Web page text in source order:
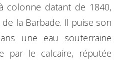
colonne datant de 1840,
la Barbade. Il puise son
une eau souterraine
par le calcaire, réputée